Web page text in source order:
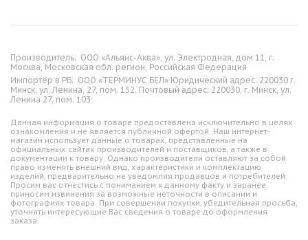
Производитель: ООО «Альянс-Аква», ул. Электродная, дом 11, г.
Москва, Московская обл. регион, Российская Федерация
Импортёр в РБ: ООО «ТЕРМИНУС БЕЛ» Юридический адрес: 220030 г.
Минск, ул. Ленина, 27, пом. 152. Почтовый адрес: 220030, г. Минск, ул.
Ленина 27, пом. 103
Данная информация о товаре предоставлена исключительно в целях
ознакомления и не является публичной офертой. Наш интернет-
магазин использует данные о товарах, представленные на
официальных сайтах производителей и поставщиков, а также в
документации к товару. Однако производители оставляют за собой
право изменять внешний вид, характеристики и комплектацию
изделий, предварительно не уведомляя продавцов и потребителей.
Просим вас отнестись с пониманием к данному факту и заранее
приносим извинения за возможные неточности в описании и
фотографиях товара. При совершении покупки, убедительная просьба,
уточнять интересующие Вас сведения о товаре до оформления
заказа.